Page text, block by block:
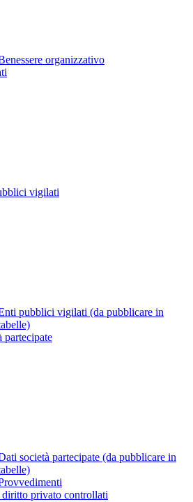
organizzativo
vigilati
pubblici vigilati (da pubblicare in
partecipate
società partecipate (da pubblicare in
privato controllati